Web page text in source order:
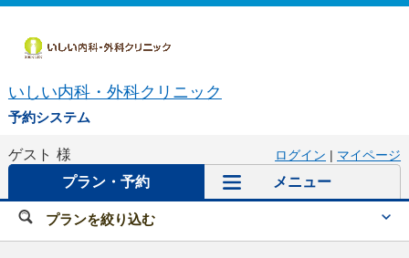
いしい内科・外科クリニック
予約システム
ゲスト 様 ログイン | マイページ
プラン・予約 メニュー
プランを絞り込む